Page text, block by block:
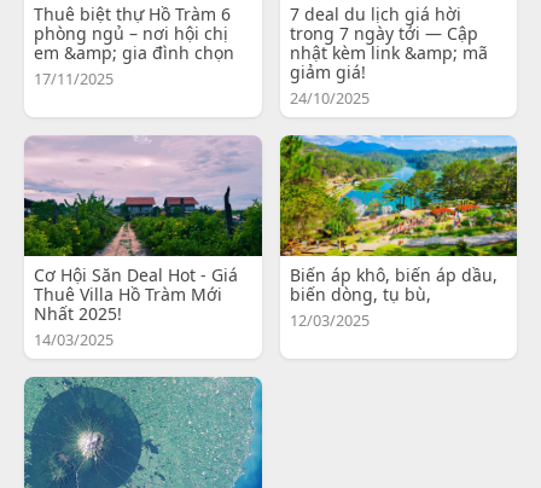
Thuê biệt thự Hồ Tràm 6
phòng ngủ – nơi hội chị
em &amp; gia đình chọn
17/11/2025
7 deal du lịch giá hời
trong 7 ngày tới — Cập
nhật kèm link &amp; mã
giảm giá!
24/10/2025
Cơ Hội Săn Deal Hot - Giá
Thuê Villa Hồ Tràm Mới
Nhất 2025!
14/03/2025
Biến áp khô, biến áp dầu,
biến dòng, tụ bù,
12/03/2025